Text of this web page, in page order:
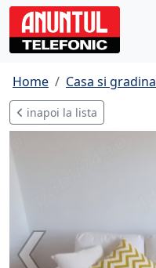
Home Casa si gradina
inapoi la lista